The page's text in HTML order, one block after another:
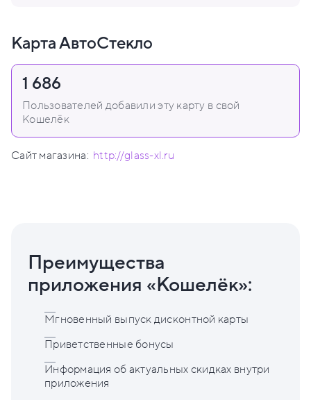
Карта АвтоСтекло
1 686
Пользователей добавили эту карту в свой
Кошелёк
Сайт магазина: http://glass-xl.ru
Преимущества
приложения «Кошелёк»:
Мгновенный выпуск дисконтной карты
Приветственные бонусы
Информация об актуальных скидках внутри
приложения